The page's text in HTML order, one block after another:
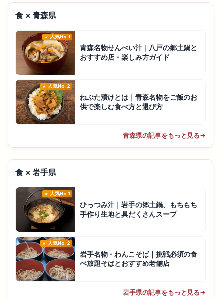
食 × 青森県
人気No.1
青森名物せんべい汁｜八戸の郷土鍋と
おすすめ店・楽しみ方ガイド
人気No.2
ねぶた漬けとは｜青森名物をご飯のお
供で楽しむ食べ方と選び方
青森県の記事をもっと見る→
食 × 岩手県
人気No.1
ひっつみ汁｜岩手の郷土鍋、もちもち
手作り生地と具だくさんスープ
人気No.2
岩手名物・わんこそば｜挑戦必須の食
べ放題そばとおすすめ老舗店
岩手県の記事をもっと見る→